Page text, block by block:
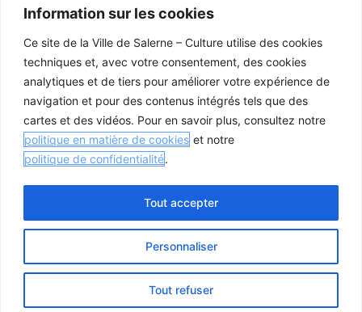
Information sur les cookies
Ce site de la Ville de Salerne – Culture utilise des cookies
techniques et, avec votre consentement, des cookies
analytiques et de tiers pour améliorer votre expérience de
navigation et pour des contenus intégrés tels que des
cartes et des vidéos. Pour en savoir plus, consultez notre
politique en matière de cookies et notre
politique de confidentialité.
Personnaliser
Tout refuser
Tout accepter
Salerno
Personnages
Gastronomie et vins
Mobilité à Salerne
Lieux aux alentours
Liens utiles
CréditsPolitique de confidentialité
Politique en matière de cookies